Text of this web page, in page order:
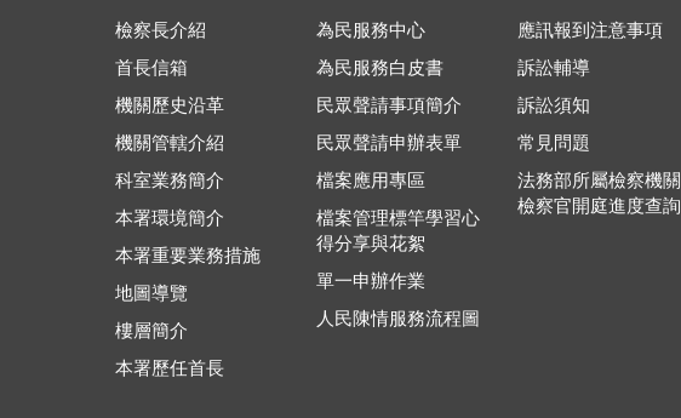
檢察長介紹
首長信箱
機關歷史沿革
機關管轄介紹
科室業務簡介
本署環境簡介
本署重要業務措施
地圖導覽
樓層簡介
本署歷任首長
為民服務中心
為民服務白皮書
民眾聲請事項簡介
民眾聲請申辦表單
檔案應用專區
檔案管理標竿學習心
得分享與花絮
單一申辦作業
人民陳情服務流程圖
應訊報到注意事項
訴訟輔導
訴訟須知
常見問題
法務部所屬檢察機關
檢察官開庭進度查詢